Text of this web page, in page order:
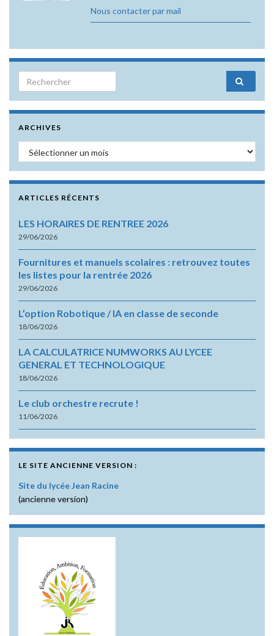
Nous contacter par mail
Search for:
ARCHIVES
Archives
ARTICLES RÉCENTS
LES HORAIRES DE RENTREE 2026
29/06/2026
Fournitures et manuels scolaires : retrouvez toutes
les listes pour la rentrée 2026
29/06/2026
L’option Robotique / IA en classe de seconde
18/06/2026
LA CALCULATRICE NUMWORKS AU LYCEE
GENERAL ET TECHNOLOGIQUE
18/06/2026
Le club orchestre recrute !
11/06/2026
LE SITE ANCIENNE VERSION :
Site du lycée Jean Racine
(ancienne version)